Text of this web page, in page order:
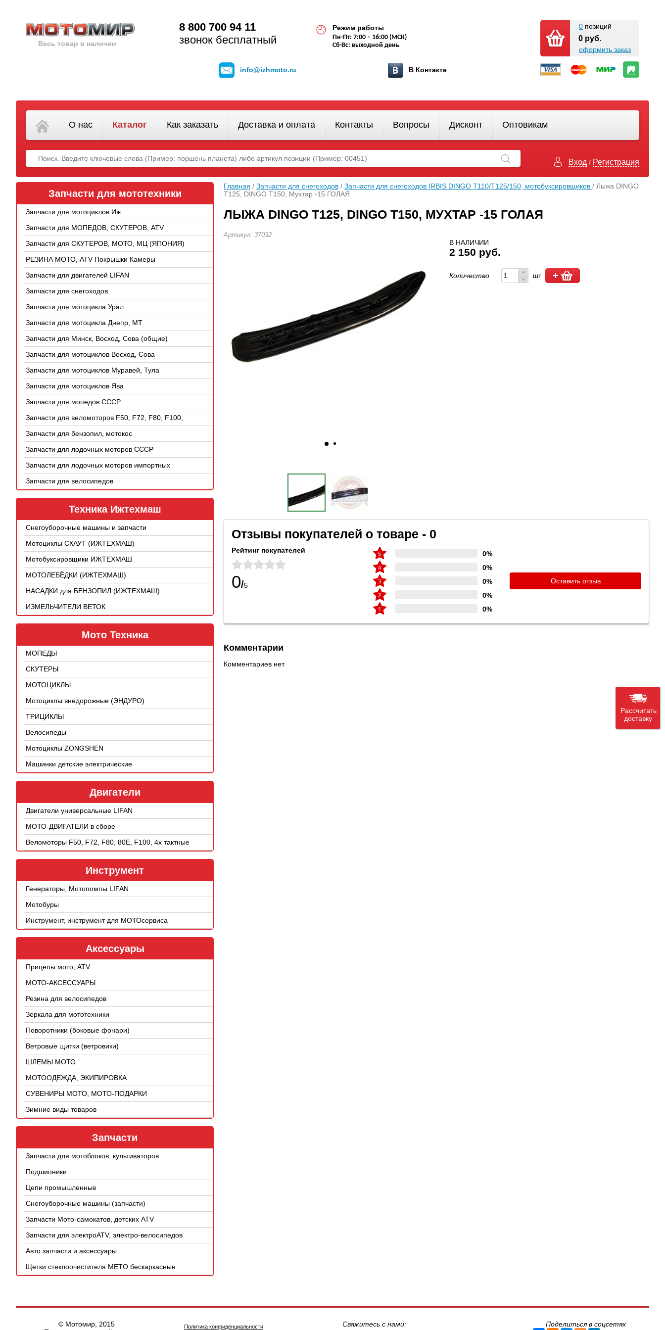
Весь товар в наличии
8 800 700 94 11
звонок бесплатный
Режим работы
Пн-Пт: 7:00 – 16:00 (МСК)
Сб-Вс: выходной день
0 позиций
0 руб.
оформить заказ
info@izhmoto.ru В Контакте
О нас Каталог Как заказать Доставка и оплата Контакты Вопросы Дисконт Оптовикам
Вход / Регистрация
Запчасти для мототехники
Запчасти для мотоциклов Иж
Запчасти для МОПЕДОВ, СКУТЕРОВ, ATV
(КИТАЙ)
Запчасти для СКУТЕРОВ, МОТО, МЦ (ЯПОНИЯ)
РЕЗИНА МОТО, ATV Покрышки Камеры
Запчасти для двигателей LIFAN
Запчасти для снегоходов
Запчасти для мотоцикла Урал
Запчасти для мотоцикла Днепр, МТ
Запчасти для Минск, Восход, Сова (общие)
Запчасти для мотоциклов Восход, Сова
Запчасти для мотоциклов Муравей, Тула
Запчасти для мотоциклов Ява
Запчасти для мопедов СССР
Запчасти для веломоторов F50, F72, F80, F100,
4Т
Запчасти для бензопил, мотокос
Запчасти для лодочных моторов СССР
Запчасти для лодочных моторов импортных
Запчасти для велосипедов
Техника Ижтехмаш
Снегоуборочные машины и запчасти
Мотоциклы СКАУТ (ИЖТЕХМАШ)
Мотобуксировщики ИЖТЕХМАШ
МОТОЛЕБЁДКИ (ИЖТЕХМАШ)
НАСАДКИ для БЕНЗОПИЛ (ИЖТЕХМАШ)
ИЗМЕЛЬЧИТЕЛИ ВЕТОК
Мото Техника
МОПЕДЫ
СКУТЕРЫ
МОТОЦИКЛЫ
Мотоциклы внедорожные (ЭНДУРО)
ТРИЦИКЛЫ
Велосипеды
Мотоциклы ZONGSHEN
Машинки детские электрические
Двигатели
Двигатели универсальные LIFAN
МОТО-ДВИГАТЕЛИ в сборе
Веломоторы F50, F72, F80, 80E, F100, 4х тактные
Инструмент
Генераторы, Мотопомпы LIFAN
Мотобуры
Инструмент, инструмент для МОТОсервиса
Аксессуары
Прицепы мото, ATV
МОТО-АКСЕССУАРЫ
Резина для велосипедов
Зеркала для мототехники
Поворотники (боковые фонари)
Ветровые щитки (ветровики)
ШЛЕМЫ МОТО
МОТООДЕЖДА, ЭКИПИРОВКА
СУВЕНИРЫ МОТО, МОТО-ПОДАРКИ
Зимние виды товаров
Запчасти
Запчасти для мотоблоков, культиваторов
Подшипники
Цепи промышленные
Снегоуборочные машины (запчасти)
Запчасти Мото-самокатов, детских ATV
Запчасти для электроATV, электро-велосипедов
Авто запчасти и аксессуары
Щетки стеклоочистителя METO бескаркасные
Главная / Запчасти для снегоходов / Запчасти для снегоходов IRBIS DINGO Т110/Т125/150, мотобуксировщиков / Лыжа DINGO
T125, DINGO T150, Мухтар -15 ГОЛАЯ
ЛЫЖА DINGO T125, DINGO T150, МУХТАР -15 ГОЛАЯ
Артикул: 37032
В НАЛИЧИИ
2 150 руб.
Количество шт
Отзывы покупателей о товаре - 0
Рейтинг покупателей
0/5
0%
0%
0%
0%
0%
Оставить отзыв
Комментарии
Комментариев нет
© Мотомир, 2015
Политика конфиденциальности Свяжитесь с нами: Поделиться в соцсетях
Рассчитать
доставку